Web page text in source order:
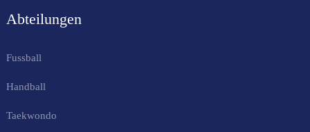
Abteilungen
Fussball
Handball
Taekwondo